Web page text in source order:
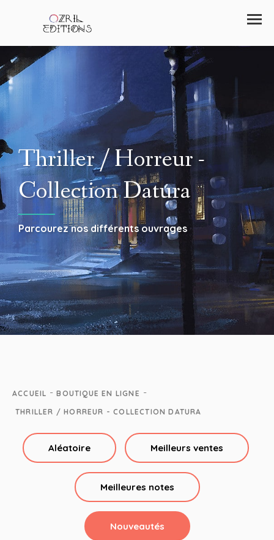
Thriller / Horreur -
Collection Datura
Parcourez nos différents ouvrages
ACCUEIL - BOUTIQUE EN LIGNE -
THRILLER / HORREUR - COLLECTION DATURA
Aléatoire Meilleurs ventes
Meilleures notes
Nouveautés